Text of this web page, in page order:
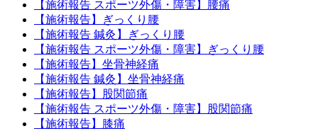
【施術報告 スポーツ外傷・障害】腰痛
【施術報告】ぎっくり腰
【施術報告 鍼灸】ぎっくり腰
【施術報告 スポーツ外傷・障害】ぎっくり腰
【施術報告】坐骨神経痛
【施術報告 鍼灸】坐骨神経痛
【施術報告】股関節痛
【施術報告 スポーツ外傷・障害】股関節痛
【施術報告】膝痛